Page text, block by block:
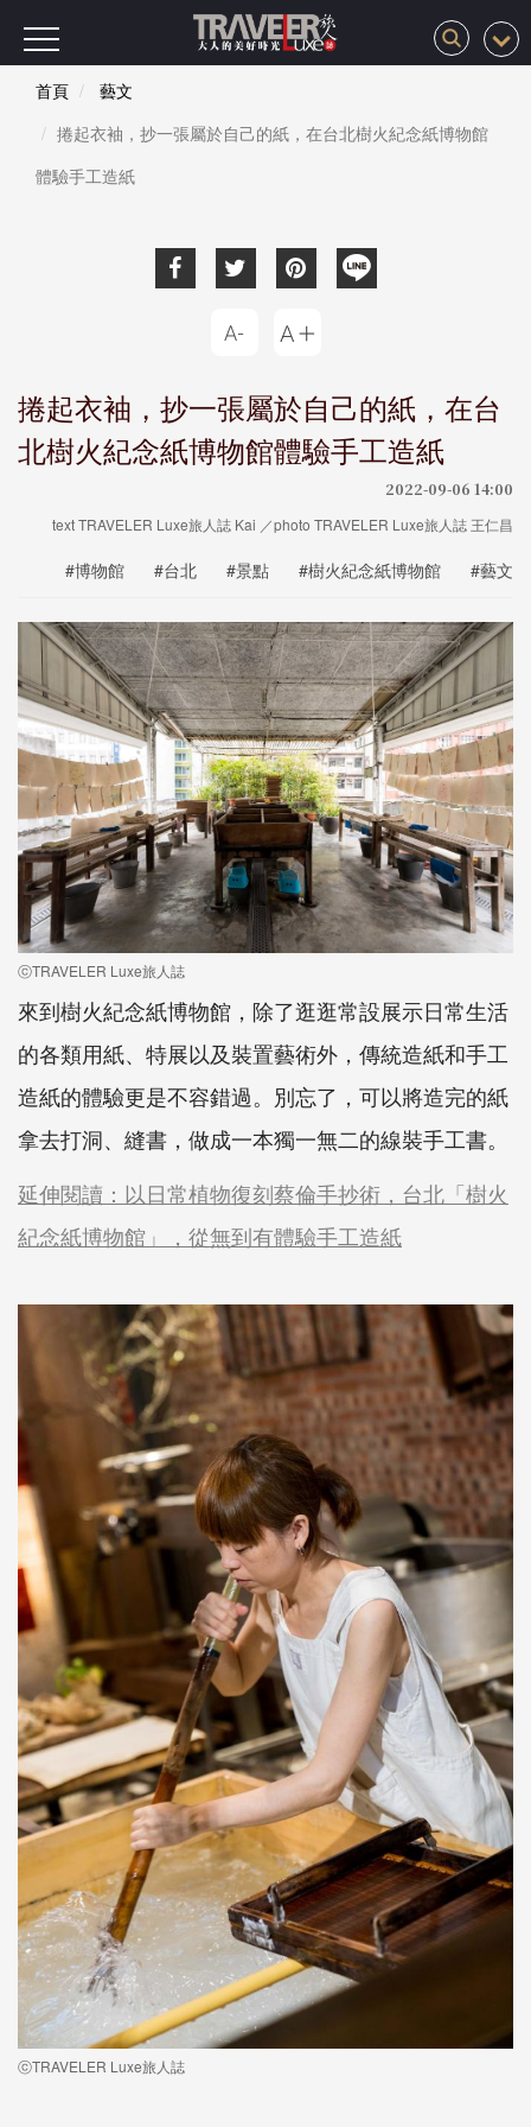
首頁
藝文
捲起衣袖，抄一張屬於自己的紙，在台北樹火紀念紙博物館
體驗手工造紙
捲起衣袖，抄一張屬於自己的紙，在台
北樹火紀念紙博物館體驗手工造紙
2022-09-06 14:00
text TRAVELER Luxe旅人誌 Kai ／photo TRAVELER Luxe旅人誌 王仁昌
#博物館 #台北 #景點 #樹火紀念紙博物館 #藝文
ⓒTRAVELER Luxe旅人誌
來到樹火紀念紙博物館，除了逛逛常設展示日常生活
的各類用紙、特展以及裝置藝術外，傳統造紙和手工
造紙的體驗更是不容錯過。別忘了，可以將造完的紙
拿去打洞、縫書，做成一本獨一無二的線裝手工書。
延伸閱讀：以日常植物復刻蔡倫手抄術，台北「樹火
紀念紙博物館」，從無到有體驗手工造紙
ⓒTRAVELER Luxe旅人誌